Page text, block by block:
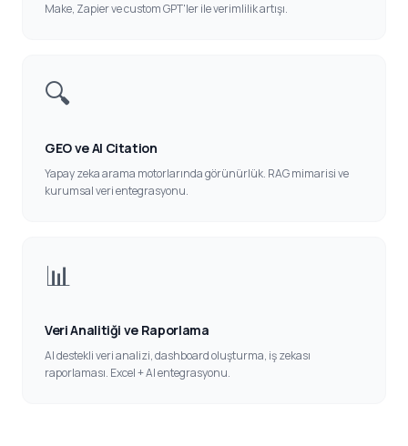
Make, Zapier ve custom GPT'ler ile verimlilik artışı.
🔍
GEO ve AI Citation
Yapay zeka arama motorlarında görünürlük. RAG mimarisi ve
kurumsal veri entegrasyonu.
📊
Veri Analitiği ve Raporlama
AI destekli veri analizi, dashboard oluşturma, iş zekası
raporlaması. Excel + AI entegrasyonu.